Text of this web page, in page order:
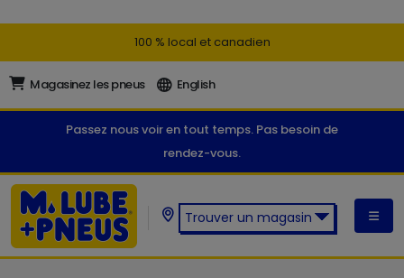
100 % local et canadien
Magasinez les pneus English
Passez nous voir en tout temps. Pas besoin de
rendez-vous.
Trouver un magasin